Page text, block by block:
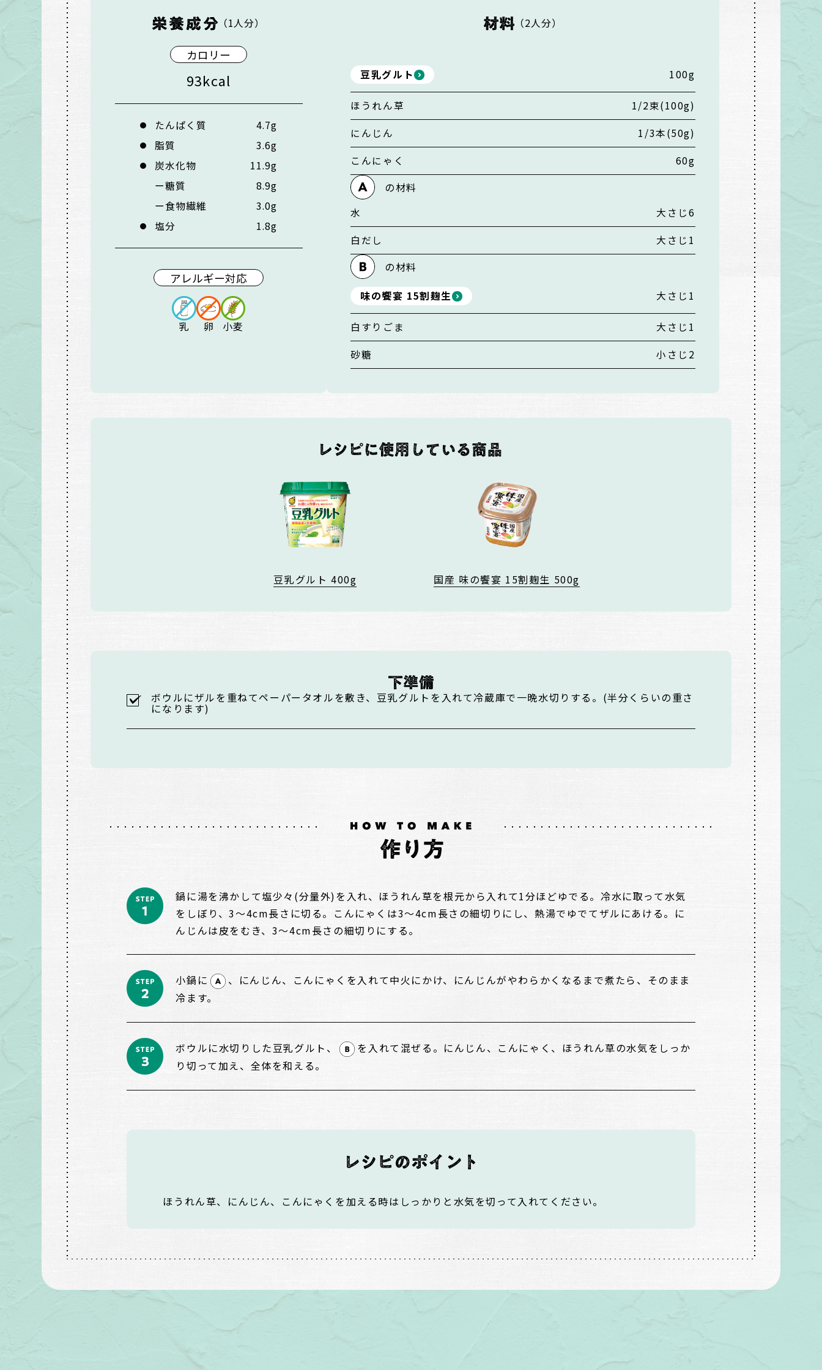
（1人分）
カロリー
93kcal
たんぱく質
4.7g
脂質
3.6g
炭水化物
11.9g
糖質
8.9g
食物繊維
3.0g
塩分
1.8g
アレルギー対応
乳 卵 小麦
（2人分）
豆乳グルト 100g
ほうれん草
1/2束(100g)
にんじん
1/3本(50g)
こんにゃく
60g
の材料
水
大さじ6
白だし
大さじ1
の材料
味の饗宴 15割麹生 大さじ1
白すりごま
大さじ1
砂糖
小さじ2
豆乳グルト 400g 国産 味の饗宴 15割麹生 500g
ボウルにザルを重ねてペーパータオルを敷き、豆乳グルトを入れて冷蔵庫で一晩水切りする。(半分くらいの重さ
になります)
鍋に湯を沸かして塩少々(分量外)を入れ、ほうれん草を根元から入れて1分ほどゆでる。冷水に取って水気
をしぼり、3～4cm長さに切る。こんにゃくは3～4cm長さの細切りにし、熱湯でゆでてザルにあける。に
んじんは皮をむき、3～4cm長さの細切りにする。
小鍋に
、にんじん、こんにゃくを入れて中火にかけ、にんじんがやわらかくなるまで煮たら、そのまま
冷ます。
ボウルに水切りした豆乳グルト、
を入れて混ぜる。にんじん、こんにゃく、ほうれん草の水気をしっか
り切って加え、全体を和える。
ほうれん草、にんじん、こんにゃくを加える時はしっかりと水気を切って入れてください。